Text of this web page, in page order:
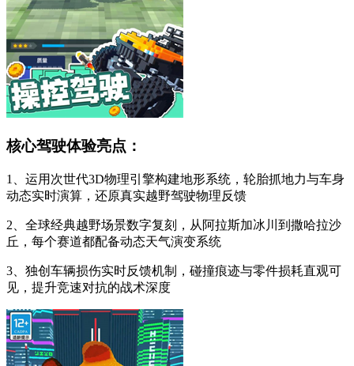
核心驾驶体验亮点：
1、运用次世代3D物理引擎构建地形系统，轮胎抓地力与车身
动态实时演算，还原真实越野驾驶物理反馈
2、全球经典越野场景数字复刻，从阿拉斯加冰川到撒哈拉沙
丘，每个赛道都配备动态天气演变系统
3、独创车辆损伤实时反馈机制，碰撞痕迹与零件损耗直观可
见，提升竞速对抗的战术深度